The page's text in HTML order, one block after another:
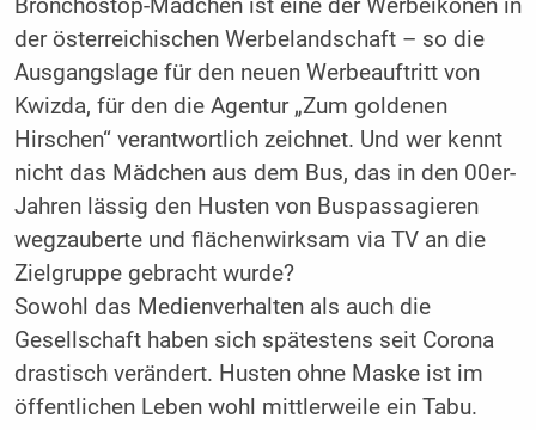
Bronchostop-Mädchen ist eine der Werbeikonen in
der österreichischen Werbelandschaft – so die
Ausgangslage für den neuen Werbeauftritt von
Kwizda, für den die Agentur „Zum goldenen
Hirschen“ verantwortlich zeichnet. Und wer kennt
nicht das Mädchen aus dem Bus, das in den 00er-
Jahren lässig den Husten von Buspassagieren
wegzauberte und flächenwirksam via TV an die
Zielgruppe gebracht wurde?
Sowohl das Medienverhalten als auch die
Gesellschaft haben sich spätestens seit Corona
drastisch verändert. Husten ohne Maske ist im
öffentlichen Leben wohl mittlerweile ein Tabu.